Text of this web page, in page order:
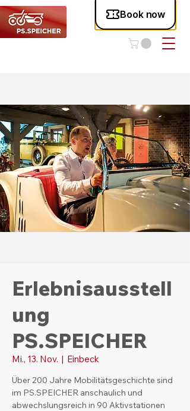
Erlebnisausstell
ung
PS.SPEICHER
Mi., 13. Nov.
  |
Einbeck
Über 200 Jahre Mobilitätsgeschichte sind
im PS.SPEICHER anschaulich und
abwechslungsreich in 90 Aktivstationen